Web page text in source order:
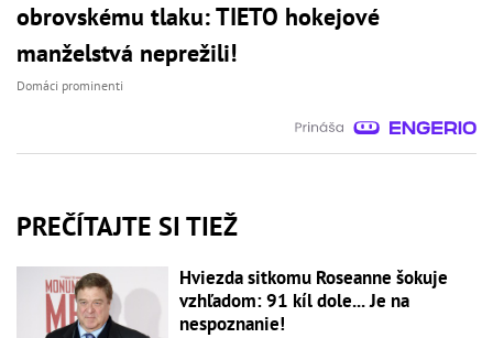
obrovskému tlaku: TIETO hokejové
manželstvá neprežili!
Domáci prominenti
PREČÍTAJTE SI TIEŽ
Hviezda sitkomu Roseanne šokuje
vzhľadom: 91 kíl dole... Je na
nespoznanie!